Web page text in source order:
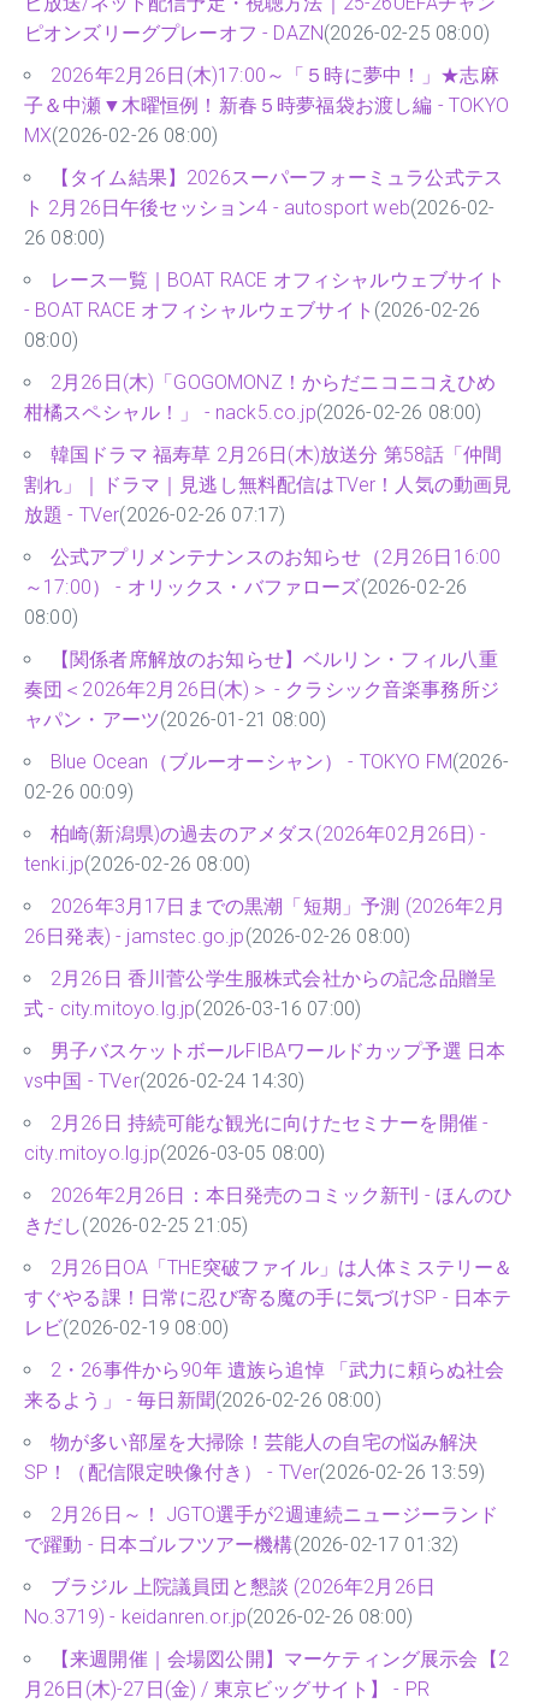
ピオンズリーグプレーオフ - DAZN(2026-02-25 08:00)
2026年2月26日(木)17:00～「５時に夢中！」★志麻
子＆中瀬▼木曜恒例！新春５時夢福袋お渡し編 - TOKYO
MX(2026-02-26 08:00)
【タイム結果】2026スーパーフォーミュラ公式テス
ト 2月26日午後セッション4 - autosport web(2026-02-
26 08:00)
レース一覧｜BOAT RACE オフィシャルウェブサイト
- BOAT RACE オフィシャルウェブサイト (2026-02-26
08:00)
2月26日(木)「GOGOMONZ！からだニコニコえひめ
柑橘スペシャル！」 - nack5.co.jp(2026-02-26 08:00)
韓国ドラマ 福寿草 2月26日(木)放送分 第58話「仲間
割れ」｜ドラマ｜見逃し無料配信はTVer！人気の動画見
放題 - TVer(2026-02-26 07:17)
公式アプリメンテナンスのお知らせ（2月26日16:00
～17:00） - オリックス・バファローズ(2026-02-26
08:00)
【関係者席解放のお知らせ】ベルリン・フィル八重
奏団＜2026年2月26日(木)＞ - クラシック音楽事務所ジ
ャパン・アーツ(2026-01-21 08:00)
Blue Ocean（ブルーオーシャン） - TOKYO FM(2026-
02-26 00:09)
柏崎(新潟県)の過去のアメダス(2026年02月26日) -
tenki.jp(2026-02-26 08:00)
2026年3月17日までの黒潮「短期」予測 (2026年2月
26日発表) - jamstec.go.jp(2026-02-26 08:00)
2月26日 香川菅公学生服株式会社からの記念品贈呈
式 - city.mitoyo.lg.jp(2026-03-16 07:00)
男子バスケットボールFIBAワールドカップ予選 日本
vs中国 - TVer(2026-02-24 14:30)
2月26日 持続可能な観光に向けたセミナーを開催 -
city.mitoyo.lg.jp(2026-03-05 08:00)
2026年2月26日：本日発売のコミック新刊 - ほんのひ
きだし(2026-02-25 21:05)
2月26日OA「THE突破ファイル」は人体ミステリー＆
すぐやる課！日常に忍び寄る魔の手に気づけSP - 日本テ
レビ(2026-02-19 08:00)
2・26事件から90年 遺族ら追悼 「武力に頼らぬ社会
来るよう」 - 毎日新聞(2026-02-26 08:00)
物が多い部屋を大掃除！芸能人の自宅の悩み解決
SP！（配信限定映像付き） - TVer(2026-02-26 13:59)
2月26日～！ JGTO選手が2週連続ニュージーランド
で躍動 - 日本ゴルフツアー機構(2026-02-17 01:32)
ブラジル 上院議員団と懇談 (2026年2月26日
No.3719) - keidanren.or.jp(2026-02-26 08:00)
【来週開催｜会場図公開】マーケティング展示会【2
月26日(木)-27日(金) / 東京ビッグサイト】 - PR